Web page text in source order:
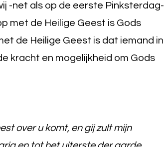
-net als op de eerste Pinksterdag-
met de Heilige Geest is Gods
de Heilige Geest is dat iemand in
kracht en mogelijkheid om Gods
over u komt, en gij zult mijn